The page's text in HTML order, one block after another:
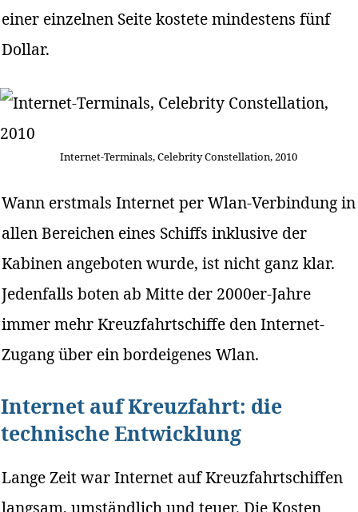
einer einzelnen Seite kostete mindestens fünf
Dollar.
Internet-Terminals, Celebrity Constellation, 2010
Wann erstmals Internet per Wlan-Verbindung in
allen Bereichen eines Schiffs inklusive der
Kabinen angeboten wurde, ist nicht ganz klar.
Jedenfalls boten ab Mitte der 2000er-Jahre
immer mehr Kreuzfahrtschiffe den Internet-
Zugang über ein bordeigenes Wlan.
Internet auf Kreuzfahrt: die
technische Entwicklung
Lange Zeit war Internet auf Kreuzfahrtschiffen